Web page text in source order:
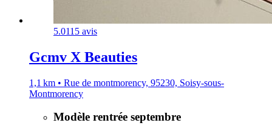
5.0115 avis
Gcmv X Beauties
1,1 km • Rue de montmorency, 95230, Soisy-sous-
Montmorency
Modèle rentrée septembre